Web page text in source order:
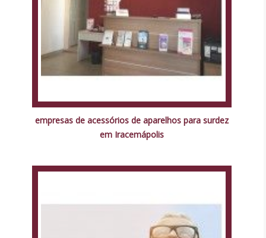
empresas de acessórios de aparelhos para surdez
em Iracemápolis